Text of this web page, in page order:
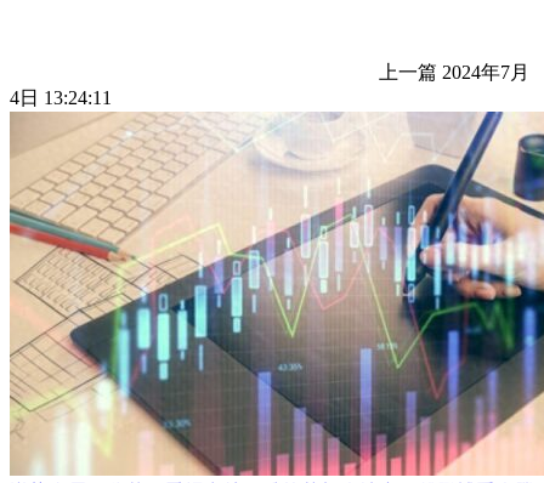
上一篇 2024年7月
4日 13:24:11